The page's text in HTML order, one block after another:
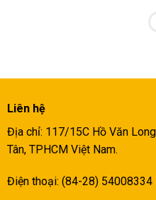
Liên hệ
Địa chỉ: 117/15C Hồ Văn
Tân, TPHCM Việt Nam.
Điện thoại: (84-28) 54008334